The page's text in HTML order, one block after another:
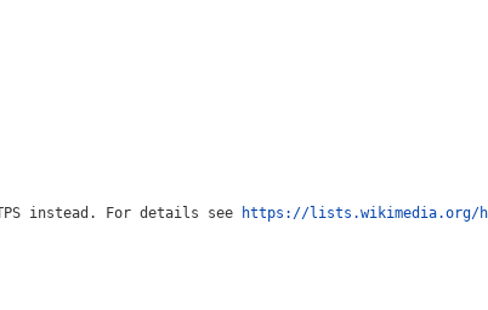
instead. For details see https://lists.wikimedia.org/